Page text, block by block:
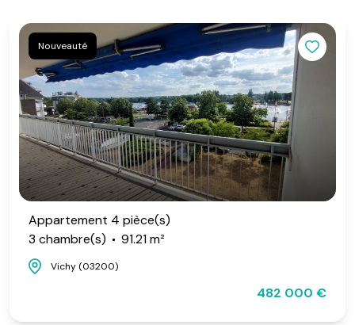
Nouveauté
Appartement 4 pièce(s)
3 chambre(s)
91.21 m²
Vichy (03200)
482 000 €